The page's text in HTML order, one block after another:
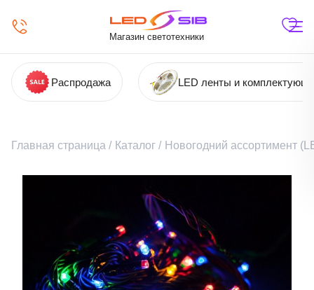
Магазин светотехники
Распродажа LED ленты и
Главная страница / Каталог / Новогодний ассортимент